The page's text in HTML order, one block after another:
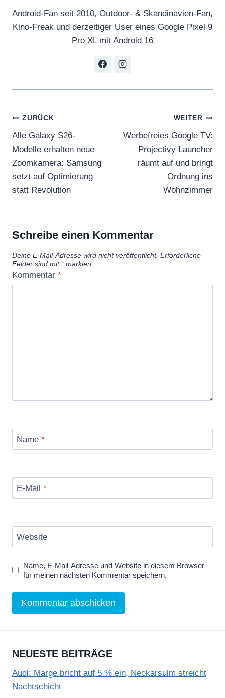
Android-Fan seit 2010, Outdoor- & Skandinavien-Fan,
Kino-Freak und derzeitiger User eines Google Pixel 9
Pro XL mit Android 16
Beitragsnavigation
ZURÜCK
Alle Galaxy S26-
Modelle erhalten neue
Zoomkamera: Samsung
setzt auf Optimierung
statt Revolution
WEITER
Werbefreies Google TV:
Projectivy Launcher
räumt auf und bringt
Ordnung ins
Wohnzimmer
Schreibe einen Kommentar
Deine E-Mail-Adresse wird nicht veröffentlicht. Erforderliche
Felder sind mit *markiert
Kommentar *
Name *
E-Mail *
Website
Name, E-Mail-Adresse und Website in diesem Browser
für meinen nächsten Kommentar speichern.
NEUESTE BEITRÄGE
Audi: Marge bricht auf 5 % ein, Neckarsulm streicht
Nachtschicht